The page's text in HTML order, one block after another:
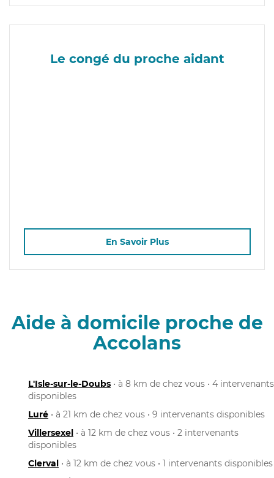
Le congé du proche aidant
En Savoir Plus
Aide à domicile proche de
Accolans
L'Isle-sur-le-Doubs • à 8 km de chez vous • 4 intervenants
disponibles
Luré • à 21 km de chez vous • 9 intervenants disponibles
Villersexel • à 12 km de chez vous • 2 intervenants
disponibles
Clerval • à 12 km de chez vous • 1 intervenants disponibles